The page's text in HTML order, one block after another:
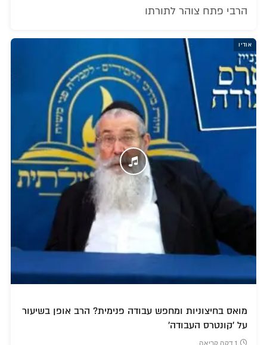
הרבי פתח צוהר לתורתו
אודיו
מואס בחיצוניות ומחפש עבודה פנימית? הרב אופן בשיעור
על 'קונטרס העבודה'